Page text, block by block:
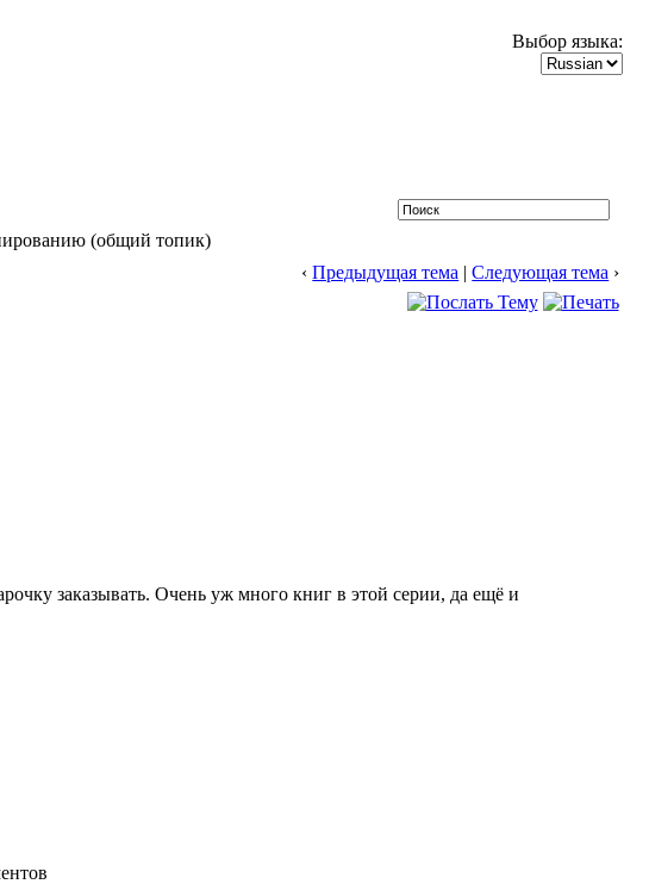
Выбор языка:
(общий топик)
‹Предыдущая тема |Следующая тема ›
заказывать. Очень уж много книг в этой серии, да ещё и